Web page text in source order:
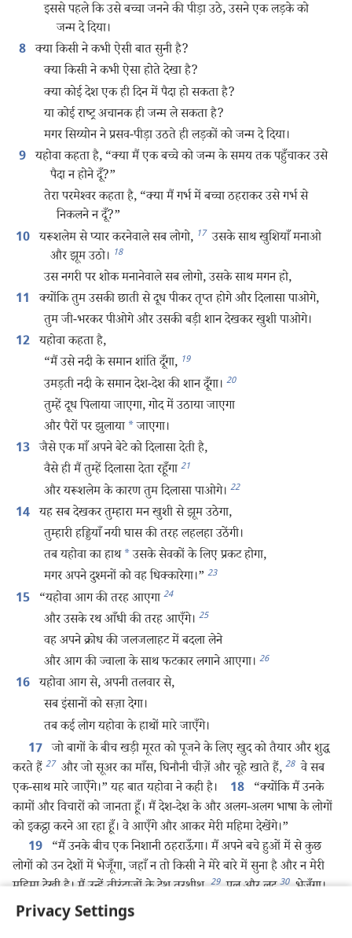
Privacy Settings
इससे पहले कि उसे बच्चा जनने की पीड़ा उठे, उसने एक लड़के को
जन्म दे दिया।
8 क्या किसी ने कभी ऐसी बात सुनी है?
क्या किसी ने कभी ऐसा होते देखा है?
क्या कोई देश एक ही दिन में पैदा हो सकता है?
या कोई राष्ट्र अचानक ही जन्म ले सकता है?
मगर सिय्योन ने प्रसव-पीड़ा उठते ही लड़कों को जन्म दे दिया।
9 यहोवा कहता है, “क्या मैं एक बच्चे को जन्म के समय तक पहुँचाकर उसे
पैदा न होने दूँ?”
तेरा परमेश्‍वर कहता है, “क्या मैं गर्भ में बच्चा ठहराकर उसे गर्भ से
निकलने न दूँ?”
10 यरूशलेम से प्यार करनेवाले सब लोगो, 17 उसके साथ खुशियाँ मनाओ
और झूम उठो। 18
उस नगरी पर शोक मनानेवाले सब लोगो, उसके साथ मगन हो,
11
क्योंकि तुम उसकी छाती से दूध पीकर तृप्त होगे और दिलासा पाओगे,
तुम जी-भरकर पीओगे और उसकी बड़ी शान देखकर खुशी पाओगे।
12 यहोवा कहता है,
“मैं उसे नदी के समान शांति दूँगा, 19
उमड़ती नदी के समान देश-देश की शान दूँगा। 20
तुम्हें दूध पिलाया जाएगा, गोद में उठाया जाएगा
और पैरों पर झुलाया *जाएगा।
13 जैसे एक माँ अपने बेटे को दिलासा देती है,
वैसे ही मैं तुम्हें दिलासा देता रहूँगा 21
और यरूशलेम के कारण तुम दिलासा पाओगे। 22
14 यह सब देखकर तुम्हारा मन खुशी से झूम उठेगा,
तुम्हारी हड्डियाँ नयी घास की तरह लहलहा उठेंगी।
तब यहोवा का हाथ *उसके सेवकों के लिए प्रकट होगा,
मगर अपने दुश्‍मनों को वह धिक्कारेगा।” 23
15 “यहोवा आग की तरह आएगा 24
और उसके रथ आँधी की तरह आएँगे। 25
वह अपने क्रोध की जलजलाहट में बदला लेने
और आग की ज्वाला के साथ फटकार लगाने आएगा। 26
16 यहोवा आग से, अपनी तलवार से,
सब इंसानों को सज़ा देगा।
तब कई लोग यहोवा के हाथों मारे जाएँगे।
17 जो बागों के बीच खड़ी मूरत को पूजने के लिए खुद को तैयार और शुद्ध
करते हैं 27 और जो सूअर का माँस, घिनौनी चीज़ें और चूहे खाते हैं, 28 वे सब
एक-साथ मारे जाएँगे।” यह बात यहोवा ने कही है।
18
“क्योंकि मैं उनके
कामों और विचारों को जानता हूँ। मैं देश-देश के और अलग-अलग भाषा के लोगों
को इकट्ठा करने आ रहा हूँ। वे आएँगे और आकर मेरी महिमा देखेंगे।”
19
“मैं उनके बीच एक निशानी ठहराऊँगा। मैं अपने बचे हुओं में से कुछ
लोगों को उन देशों में भेजूँगा, जहाँ न तो किसी ने मेरे बारे में सुना है और न मेरी
महिमा देखी है। मैं उन्हें तीरंदाज़ों के देश तरशीश, 29 पूल और लूद 30 भेजूँगा।
और तूबल, यावान
और दूर-दूर के द्वीपों में भी उन्हें भेजूँगा। वे देश-देश में मेरी
महिमा का ऐलान करेंगे।
32